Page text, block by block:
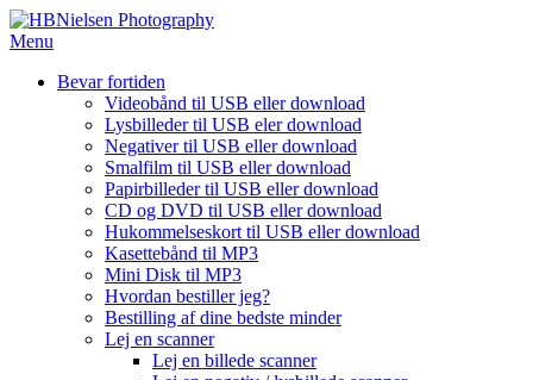
Spring
til
Menu
Bevar fortiden
Videobånd til USB eller download
Lysbilleder til USB eler download
Negativer til USB eller download
Smalfilm til USB eller download
Papirbilleder til USB eller download
CD og DVD til USB eller download
Hukommelseskort til USB eller download
Kasettebånd til MP3
Mini Disk til MP3
Hvordan bestiller jeg?
Bestilling af dine bedste minder
Lej en scanner
Lej en billede scanner